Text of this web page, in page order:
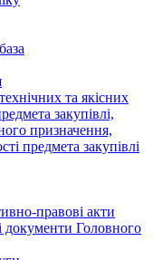
та якісних
закупівлі,
призначення,
предмета закупівлі
правові акти
документи Головного